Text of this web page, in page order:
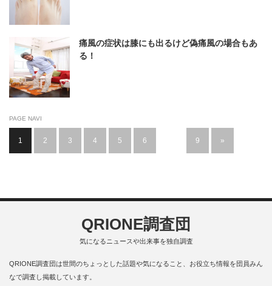
痛風の症状は膝にも出るけど偽痛風の場合もあ
る！
PAGE NAVI
1 2 3 4 5 6 9 »
QRIONE調査団
気になるニュースや出来事を独自調査
QRIONE調査団は世間のちょっとした話題や気になること、お役立ち情報を団員みん
なで調査し掲載しています。